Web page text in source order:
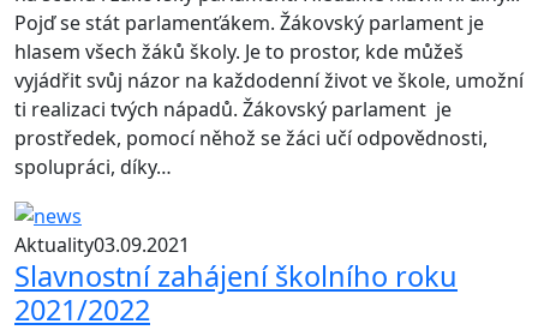
Pojď se stát parlamenťákem. Žákovský parlament je
hlasem všech žáků školy. Je to prostor, kde můžeš
vyjádřit svůj názor na každodenní život ve škole, umožní
ti realizaci tvých nápadů. Žákovský parlament je
prostředek, pomocí něhož se žáci učí odpovědnosti,
spolupráci, díky…
Aktuality03.09.2021
Slavnostní zahájení školního roku
2021/2022